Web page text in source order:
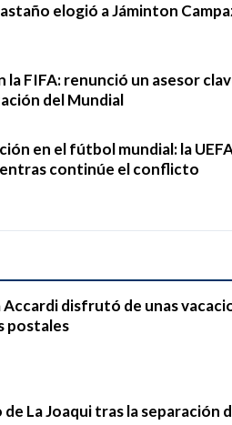
elogió a Jáminton
la FIFA: renunció un asesor
del Mundial
en el fútbol mundial: la
continúe el conflicto
Accardi disfrutó de unas
postales
de La Joaqui tras la separación